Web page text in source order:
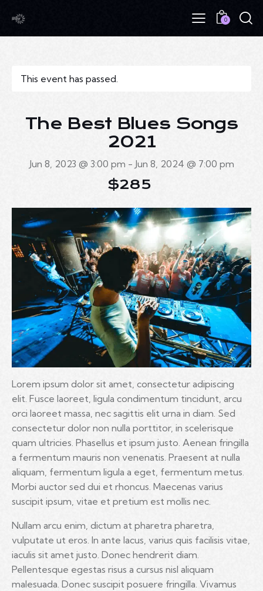
0
This event has passed.
The Best Blues Songs
2021
Jun 8, 2023 @ 3:00 pm - Jun 8, 2024 @ 7:00 pm
$285
Lorem ipsum dolor sit amet, consectetur adipiscing
elit. Fusce laoreet, ligula condimentum tincidunt, arcu
orci laoreet massa, nec sagittis elit urna in diam. Sed
consectetur dolor non nulla porttitor, in scelerisque
quam ultricies. Phasellus et ipsum justo. Aenean fringilla
a fermentum mauris non venenatis. Praesent at nulla
aliquam, fermentum ligula a eget, fermentum metus.
Morbi auctor sed dui et rhoncus. Maecenas varius
suscipit ipsum, vitae et pretium est mollis nec.
Nullam arcu enim, dictum at pharetra pharetra,
vulputate ut eros. In ante lacus, varius quis facilisis vitae,
iaculis sit amet justo. Donec hendrerit diam.
Pellentesque egestas risus a cursus nisl aliquam
malesuada. Donec suscipit posuere fringilla. Vivamus